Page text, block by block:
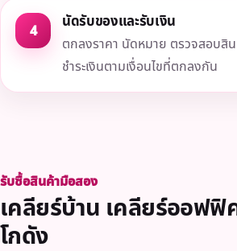
4
นัดรับของและรับเงิน
ตกลงราคา นัดหมาย ตรวจสอบสิน
ชำระเงินตามเงื่อนไขที่ตกลงกัน
รับซื้อสินค้ามือสอง
เคลียร์บ้าน เคลียร์ออฟฟิ
โกดัง